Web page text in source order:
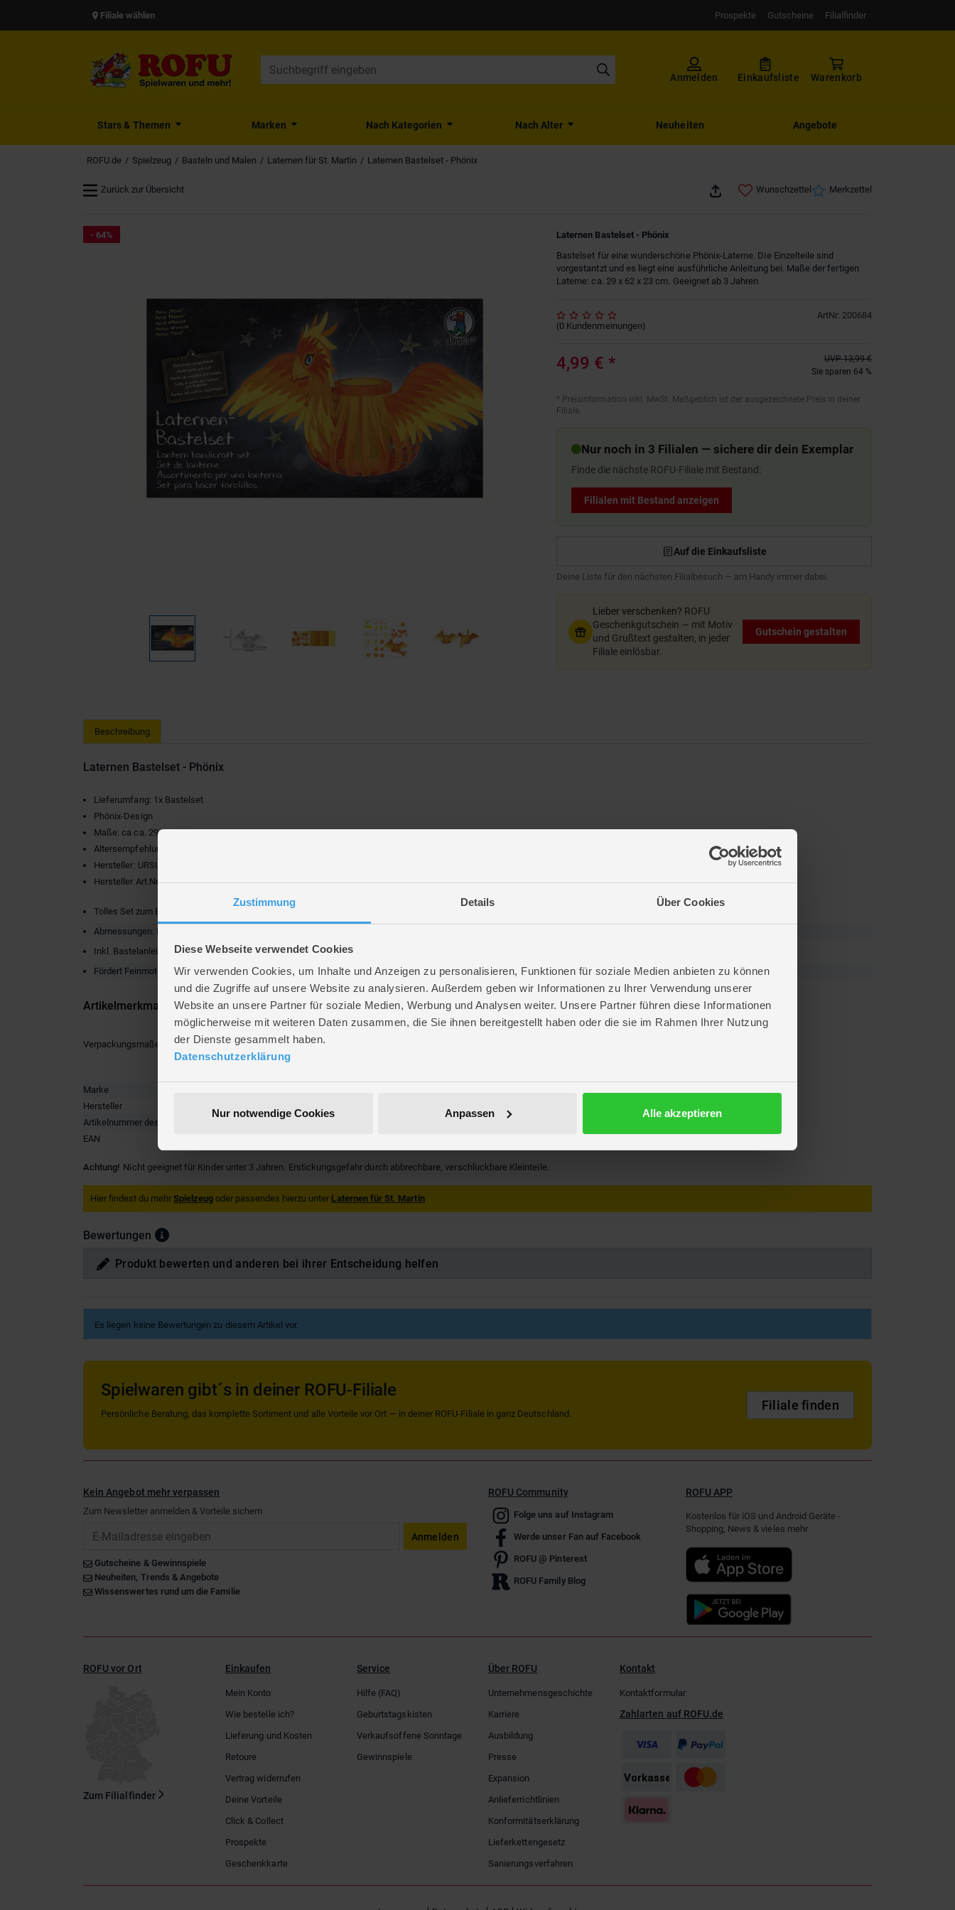
Zustimmung Details Über Cookies
Diese Webseite verwendet Cookies
Wir verwenden Cookies, um Inhalte und Anzeigen zu personalisieren, Funktionen für soziale Medien anbieten zu können
und die Zugriffe auf unsere Website zu analysieren. Außerdem geben wir Informationen zu Ihrer Verwendung unserer
Website an unsere Partner für soziale Medien, Werbung und Analysen weiter. Unsere Partner führen diese Informationen
möglicherweise mit weiteren Daten zusammen, die Sie ihnen bereitgestellt haben oder die sie im Rahmen Ihrer Nutzung
der Dienste gesammelt haben.
Datenschutzerklärung
Nur notwendige Cookies Anpassen Alle akzeptieren
Filiale wählen Prospekte Gutscheine Filialfinder
Anmelden Einkaufsliste Warenkorb
Stars & Themen Marken Nach Kategorien Nach Alter Neuheiten Angebote
ROFU.de Spielzeug Basteln und Malen Laternen für St. Martin Laternen Bastelset - Phönix
Zurück zur Übersicht Wunschzettel Merkzettel
- 64%
Laternen Bastelset - Phönix
Bastelset für eine wunderschöne Phönix-Laterne. Die Einzelteile sind
vorgestantzt und es liegt eine ausführliche Anleitung bei. Maße der fertigen
Laterne: ca. 29 x 62 x 23 cm. Geeignet ab 3 Jahren
ArtNr: 200684
(0 Kundenmeinungen)
4,99 € * UVP 13,99 €
Sie sparen 64 %
* Preisinformation inkl. MwSt. Maßgeblich ist der ausgezeichnete Preis in deiner
Filiale.
Nur noch in 3 Filialen — sichere dir dein Exemplar
Finde die nächste ROFU-Filiale mit Bestand:
Filialen mit Bestand anzeigen
Auf die Einkaufsliste
Deine Liste für den nächsten Filialbesuch — am Handy immer dabei.
Lieber verschenken? ROFU
Geschenkgutschein — mit Motiv
und Grußtext gestalten, in jeder
Filiale einlösbar.
Gutschein gestalten
Beschreibung
Laternen Bastelset - Phönix
Lieferumfang: 1x Bastelset
Phönix-Design
Maße: ca ca. 29 x 61,5 x 22,5 cm
Altersempfehlung: geeignet ab 3 Jahren
Hersteller: URSUS
Hersteller Art.Nr.: 18720010F
Tolles Set zum Basteln einer Phönixlaterne
Abmessungen: L 61,5 x B 22,5 x H 29 cm
Inkl. Bastelanleitung
Fördert Feinmotorik und Fantasie
Artikelmerkmale
Verpackungsmaße
Länge ca. 37,6 cm
Breite ca. 23,1 cm
Marke
Hersteller
Artikelnummer des Herstellers
1872-00-10F
EAN
Achtung! Nicht geeignet für Kinder unter 3 Jahren. Erstickungsgefahr durch abbrechbare, verschluckbare Kleinteile.
Hier findest du mehr Spielzeug oder passendes hierzu unter Laternen für St. Martin
Bewertungen
Produkt bewerten und anderen bei ihrer Entscheidung helfen
Es liegen keine Bewertungen zu diesem Artikel vor.
Spielwaren gibt´s in deiner ROFU-Filiale
Persönliche Beratung, das komplette Sortiment und alle Vorteile vor Ort — in deiner ROFU-Filiale in ganz Deutschland.
Filiale finden
Kein Angebot mehr verpassen
Zum Newsletter anmelden & Vorteile sichern
Anmelden
Gutscheine & Gewinnspiele
Neuheiten, Trends & Angebote
Wissenswertes rund um die Familie
ROFU Community
Folge uns auf Instagram
Werde unser Fan auf Facebook
ROFU @ Pinterest
ROFU Family Blog
ROFU APP
Kostenlos für iOS und Android Geräte -
Shopping, News & vieles mehr
ROFU vor Ort
Zum Filialfinder
Einkaufen
Mein Konto
Wie bestelle ich?
Lieferung und Kosten
Retoure
Vertrag widerrufen
Deine Vorteile
Click & Collect
Prospekte
Geschenkkarte
Service
Hilfe (FAQ)
Geburtstagskisten
Verkaufsoffene Sonntage
Gewinnspiele
Über ROFU
Unternehmensgeschichte
Karriere
Ausbildung
Presse
Expansion
Anlieferrichtlinien
Konformitätserklärung
Lieferkettengesetz
Sanierungsverfahren
Kontakt
Kontaktformular
Zahlarten auf ROFU.de